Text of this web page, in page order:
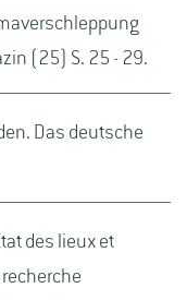
(25) S. 25 - 29.
Das deutsche
des lieux et